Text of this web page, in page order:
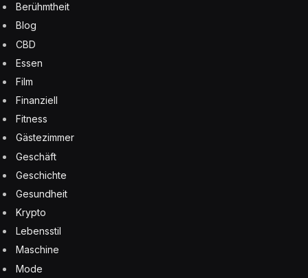
Berühmtheit
Blog
CBD
Essen
Film
Finanziell
Fitness
Gästezimmer
Geschäft
Geschichte
Gesundheit
Krypto
Lebensstil
Maschine
Mode